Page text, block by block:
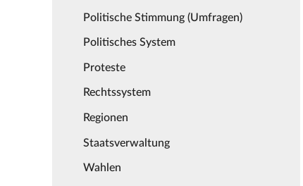
Politische Stimmung (Umfragen)
Politisches System
Proteste
Rechtssystem
Regionen
Staatsverwaltung
Wahlen